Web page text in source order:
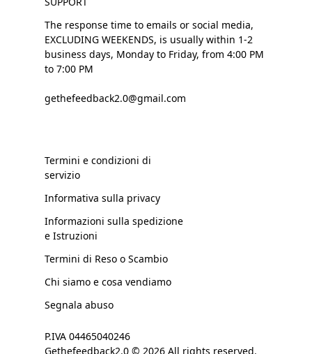
The response time to emails or social media,
EXCLUDING WEEKENDS, is usually within 1-2
business days, Monday to Friday, from 4:00 PM
to 7:00 PM
gethefeedback2.0@gmail.com
Termini e condizioni di
servizio
Informativa sulla privacy
Informazioni sulla spedizione
e Istruzioni
Termini di Reso o Scambio
Chi siamo e cosa vendiamo
Segnala abuso
P.IVA 04465040246
Gethefeedback2.0 © 2026 All rights reserved.